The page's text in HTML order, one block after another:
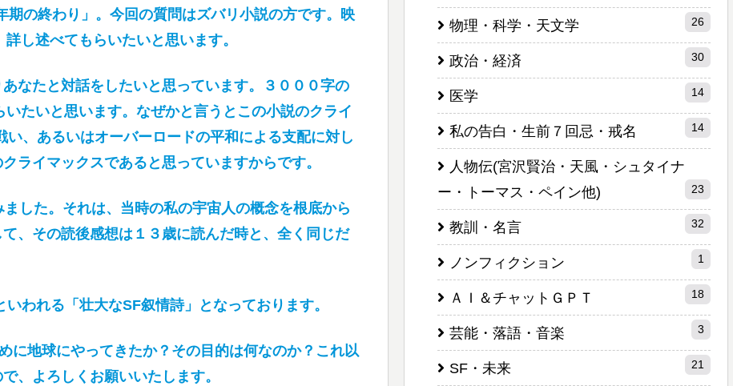
の終わり」。今回の質問はズバリ小説の方です。映
し述べてもらいたいと思います。
なたと対話をしたいと思っています。３０００字の
たいと思います。なぜかと言うとこの小説のクライ
、あるいはオーバーロードの平和による支配に対し
ライマックスであると思っていますからです。
した。それは、当時の私の宇宙人の概念を根底から
、その読後感想は１３歳に読んだ時と、全く同じだ
われる「壮大なSF叙情詩」となっております。
に地球にやってきたか？その目的は何なのか？これ以
、よろしくお願いいたします。
物理・科学・天文学 26
政治・経済 30
医学 14
私の告白・生前７回忌・戒名 14
人物伝(宮沢賢治・天風・シュタイナ
ー・トーマス・ペイン他)
23
教訓・名言 32
ノンフィクション 1
ＡＩ＆チャットＧＰＴ 18
芸能・落語・音楽 3
SF・未来 21